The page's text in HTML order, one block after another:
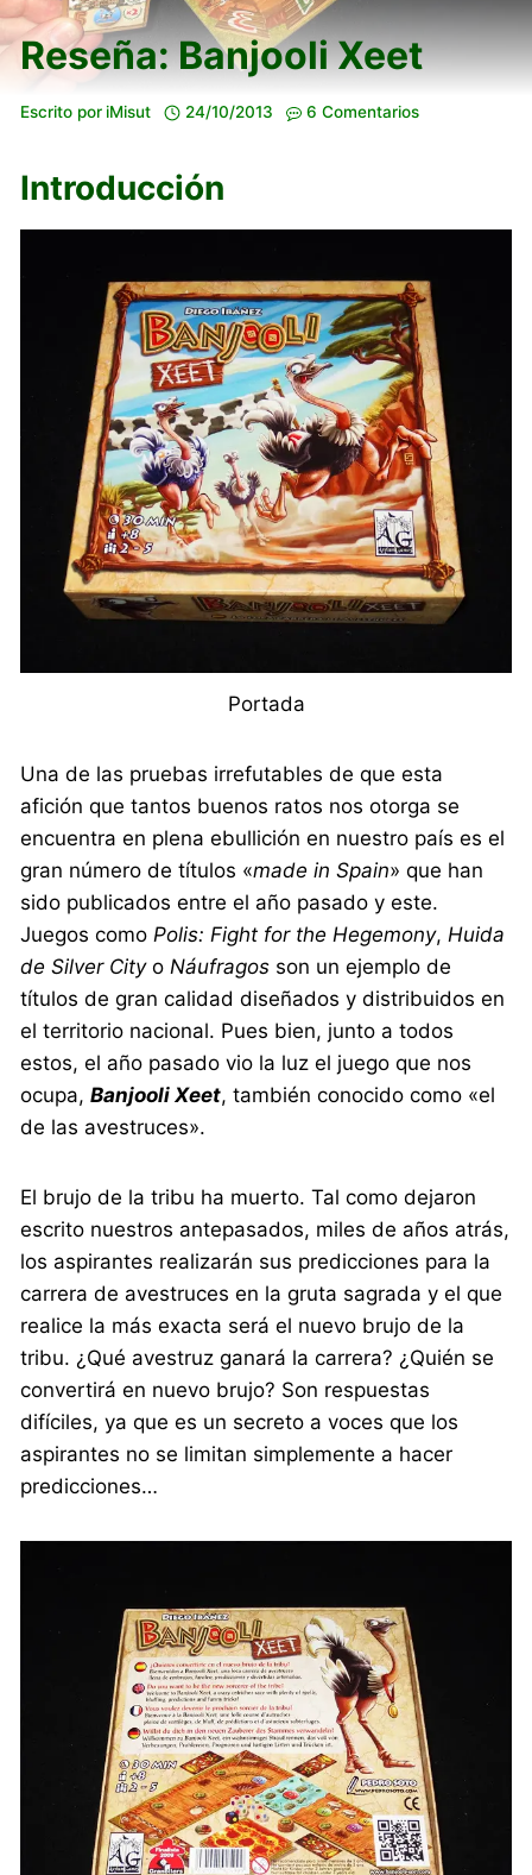
Reseña: Banjooli Xeet
Escrito por iMisut 24/10/2013 6 Comentarios
Introducción
Portada
Una de las pruebas irrefutables de que esta
afición que tantos buenos ratos nos otorga se
encuentra en plena ebullición en nuestro país es el
gran número de títulos «made in Spain» que han
sido publicados entre el año pasado y este.
Juegos comoPolis: Fight for the Hegemony,Huida
de Silver CityoNáufragos son un ejemplo de
títulos de gran calidad diseñados y distribuidos en
el territorio nacional. Pues bien, junto a todos
estos, el año pasado vio la luz el juego que nos
ocupa,Banjooli Xeet, también conocido como «el
de las avestruces».
El brujo de la tribu ha muerto. Tal como dejaron
escrito nuestros antepasados, miles de años atrás,
los aspirantes realizarán sus predicciones para la
carrera de avestruces en la gruta sagrada y el que
realice la más exacta será el nuevo brujo de la
tribu. ¿Qué avestruz ganará la carrera? ¿Quién se
convertirá en nuevo brujo? Son respuestas
difíciles, ya que es un secreto a voces que los
aspirantes no se limitan simplemente a hacer
predicciones…